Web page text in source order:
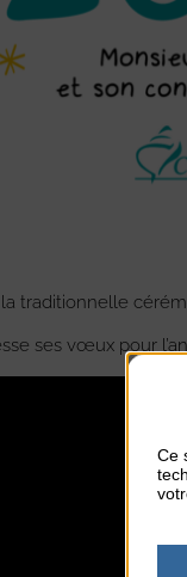
traditionnelle
ses vœux pour
Ce